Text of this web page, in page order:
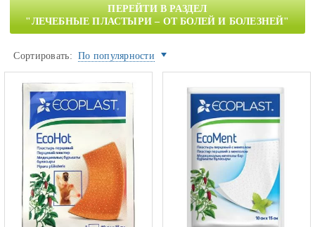
ПЕРЕЙТИ В РАЗДЕЛ
"ЛЕЧЕБНЫЕ ПЛАСТЫРИ – ОТ БОЛЕЙ И БОЛЕЗНЕЙ"
Сортировать: По популярности